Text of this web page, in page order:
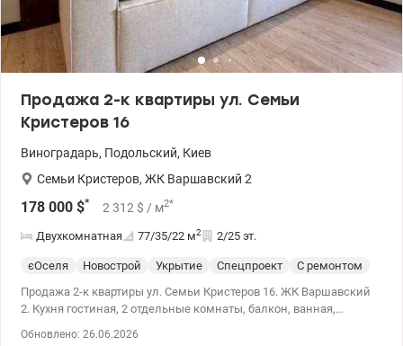
Продажа 2-к квартиры ул. Семьи
Кристеров 16
Виноградарь, Подольский, Киев
Семьи Кристеров, ЖК Варшавский 2
178 000 $* 2 312 $ / м2*
Двухкомнатная 77/35/22 м2 2/25 эт.
єОселя Новострой Укрытие Спецпроект
С ремонтом
Продажа 2-к квартиры ул. Семьи Кристеров 16. ЖК Варшавский
2. Кухня гостиная, 2 отдельные комнаты, балкон, ванная,
Обновлено: 26.06.2026